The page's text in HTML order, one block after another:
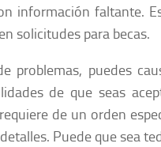
información faltante.
solicitudes para becas.
problemas, puedes
de que seas
de un orden
Puede que sea